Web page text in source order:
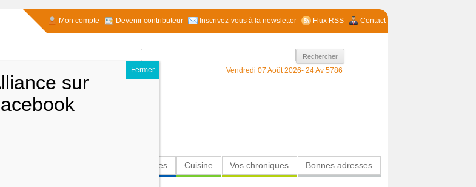
Mon compte Devenir contributeur Inscrivez-vous à la newsletter Flux RSS Contact
apparence opposés. Mais rien
Rechercher :
Vendredi 07 Août 2026- 24 Av 5786
Insolites Cuisine Vos chroniques Bonnes adresses